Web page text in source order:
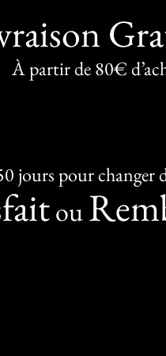
À partir de 80€
jours pour changer
ou